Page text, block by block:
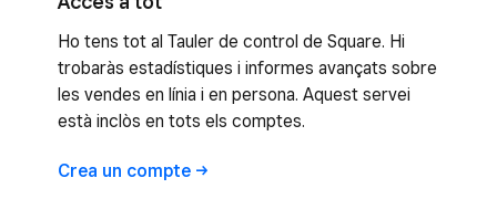
Ho tens tot al Tauler de control de Square. Hi
trobaràs estadístiques i informes avançats sobre
les vendes en línia i en persona. Aquest servei
està inclòs en tots els comptes.
Crea un compte